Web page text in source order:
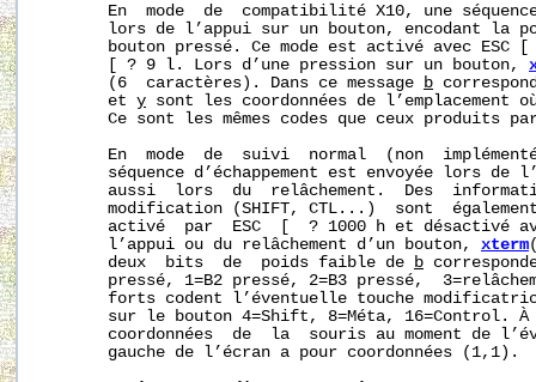
En  mode  de  compatibilité X10, une
lors de l’appui sur un bouton, encodant la
bouton pressé. Ce mode est activé avec ESC
       [ ? 9 l. Lors d’une pression sur un bouton,
       (6  caractères). Dans ce message
b
       et
y sont les coordonnées de
Ce sont les mêmes codes que ceux produits
En  mode  de  suivi  normal  (non
séquence d’échappement est envoyée lors de
aussi  lors  du  relâchement.  Des
modification (SHIFT, CTL...)  sont
activé  par  ESC  [  ? 1000 h et désactivé
       l’appui ou du relâchement d’un bouton,
xterm
       deux  bits  de  poids faible de
b
pressé, 1=B2 pressé, 2=B3 pressé,
forts codent l’éventuelle touche
sur le bouton 4=Shift, 8=Méta, 16=Control.
coordonnées  de  la  souris au moment de
       gauche de l’écran a pour coordonnées (1,1).